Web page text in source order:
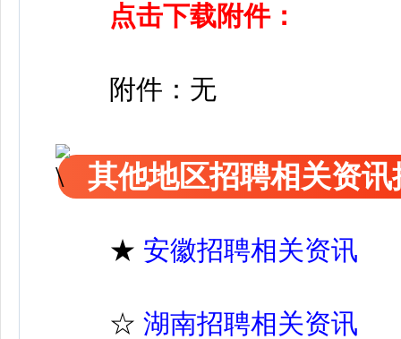
点击下载附件：
附件 ： 无
其他地区招聘相关资讯
★ 安徽招聘相关资讯
☆ 湖南招聘相关资讯